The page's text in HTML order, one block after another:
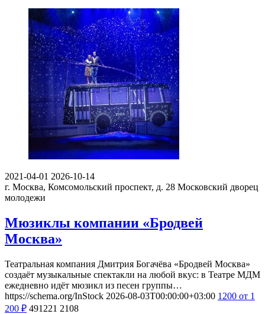
2021-04-01 2026-10-14
г. Москва, Комсомольский проспект, д. 28 Московский дворец
молодежи
Мюзиклы компании «Бродвей
Москва»
Театральная компания Дмитрия Богачёва «Бродвей Москва»
создаёт музыкальные спектакли на любой вкус: в Театре МДМ
ежедневно идёт мюзикл из песен группы…
https://schema.org/InStock 2026-08-03T00:00:00+03:00 1200 от 1
200 ₽ 491221 2108